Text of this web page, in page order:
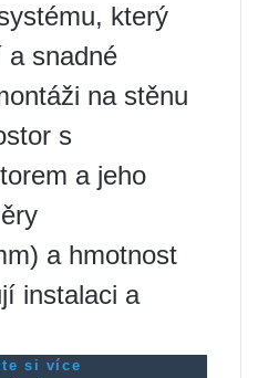
který
a snadné
na stěnu
s
a jeho
a hmotnost
instalaci a
si více